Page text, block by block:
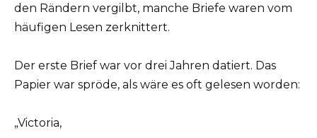
den Rändern vergilbt, manche Briefe waren vom
häufigen Lesen zerknittert.
Der erste Brief war vor drei Jahren datiert. Das
Papier war spröde, als wäre es oft gelesen worden:
„Victoria,